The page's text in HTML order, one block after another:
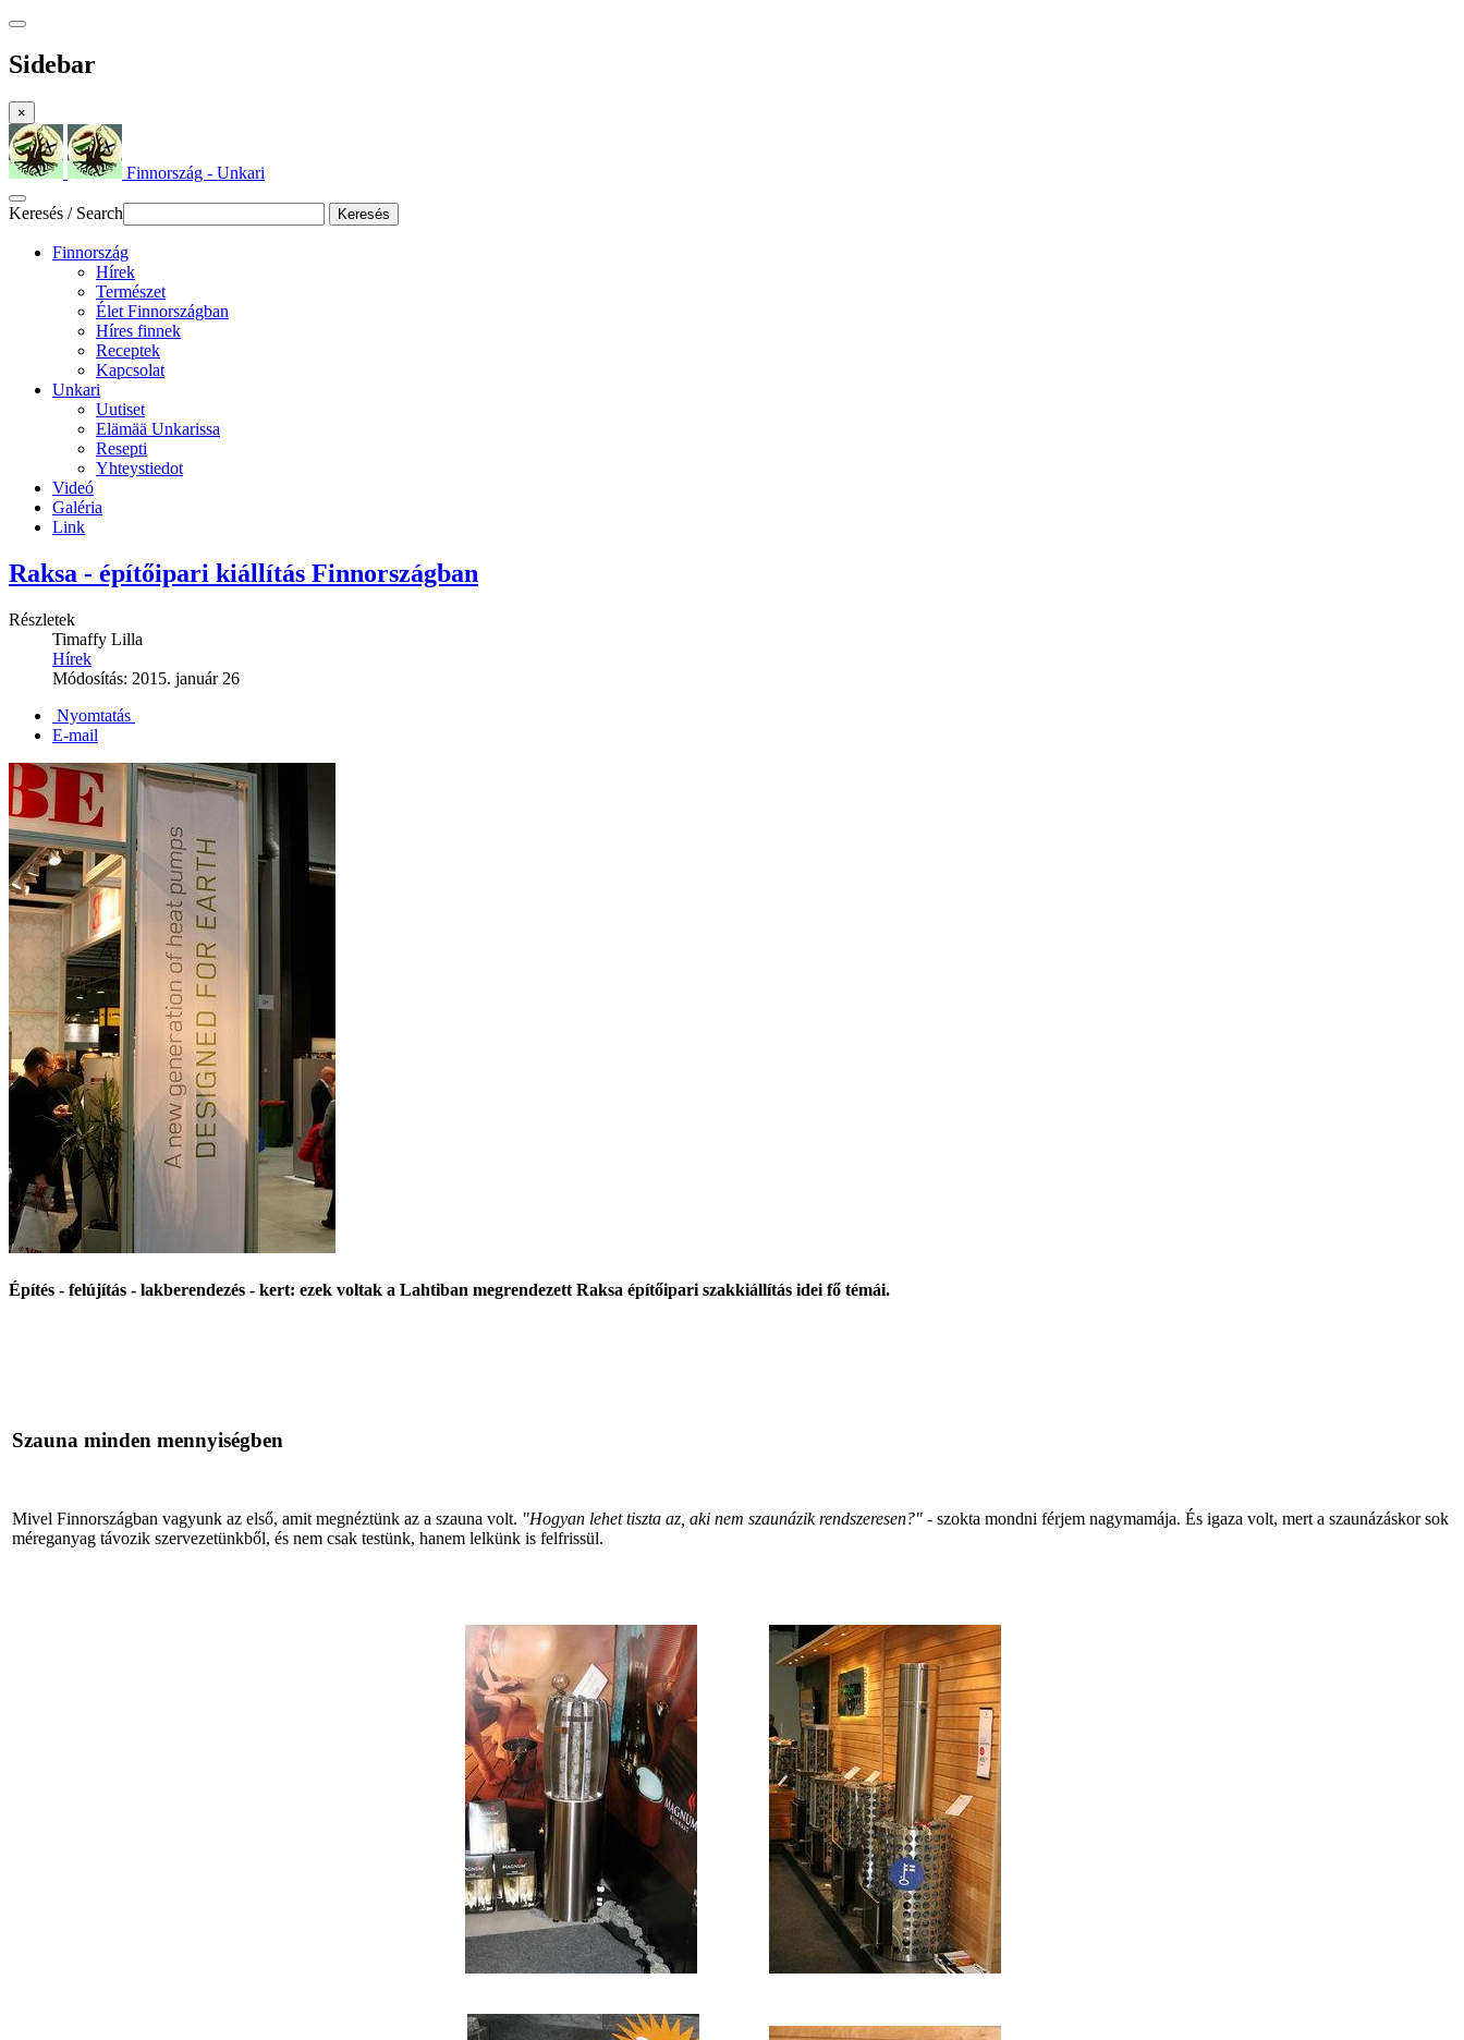
Sidebar
×
Finnország - Unkari
Keresés / Search Keresés
Finnország
Hírek
Természet
Élet Finnországban
Híres finnek
Receptek
Kapcsolat
Unkari
Uutiset
Elämää Unkarissa
Resepti
Yhteystiedot
Videó
Galéria
Link
Raksa - építőipari kiállítás Finnországban
Részletek
Timaffy Lilla
Hírek
Módosítás: 2015. január 26
Nyomtatás
E-mail
Építés - felújítás - lakberendezés - kert: ezek voltak a Lahtiban megrendezett Raksa építőipari szakkiállítás idei fő témái.
Szauna minden mennyiségben
Mivel Finnországban vagyunk az első, amit megnéztünk az a szauna volt. "Hogyan lehet tiszta az, aki nem szaunázik rendszeresen?" - szokta mondni férjem nagymamája. És igaza volt, mert a szaunázáskor sok
méreganyag távozik szervezetünkből, és nem csak testünk, hanem lelkünk is felfrissül.